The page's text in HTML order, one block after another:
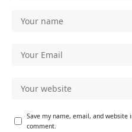
Save my name, email, and
comment.